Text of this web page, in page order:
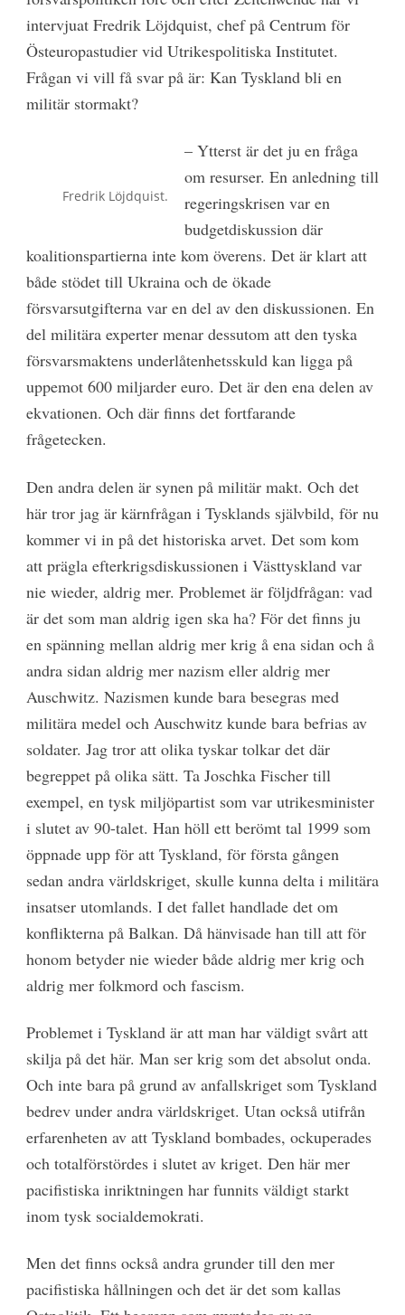
intervjuat Fredrik Löjdquist, chef på Centrum för
Östeuropastudier vid Utrikespolitiska Institutet.
Frågan vi vill få svar på är: Kan Tyskland bli en
militär stormakt?
Fredrik Löjdquist.
– Ytterst är det ju en fråga
om resurser. En anledning till
regeringskrisen var en
budgetdiskussion där
koalitionspartierna inte kom överens. Det är klart att
både stödet till Ukraina och de ökade
försvarsutgifterna var en del av den diskussionen. En
del militära experter menar dessutom att den tyska
försvarsmaktens underlåtenhetsskuld kan ligga på
uppemot 600 miljarder euro. Det är den ena delen av
ekvationen. Och där finns det fortfarande
frågetecken.
Den andra delen är synen på militär makt. Och det
här tror jag är kärnfrågan i Tysklands självbild, för nu
kommer vi in på det historiska arvet. Det som kom
att prägla efterkrigsdiskussionen i Västtyskland var
nie wieder, aldrig mer. Problemet är följdfrågan: vad
är det som man aldrig igen ska ha? För det finns ju
en spänning mellan aldrig mer krig å ena sidan och å
andra sidan aldrig mer nazism eller aldrig mer
Auschwitz. Nazismen kunde bara besegras med
militära medel och Auschwitz kunde bara befrias av
soldater. Jag tror att olika tyskar tolkar det där
begreppet på olika sätt. Ta Joschka Fischer till
exempel, en tysk miljöpartist som var utrikesminister
i slutet av 90-talet. Han höll ett berömt tal 1999 som
öppnade upp för att Tyskland, för första gången
sedan andra världskriget, skulle kunna delta i militära
insatser utomlands. I det fallet handlade det om
konflikterna på Balkan. Då hänvisade han till att för
honom betyder nie wieder både aldrig mer krig och
aldrig mer folkmord och fascism.
Problemet i Tyskland är att man har väldigt svårt att
skilja på det här. Man ser krig som det absolut onda.
Och inte bara på grund av anfallskriget som Tyskland
bedrev under andra världskriget. Utan också utifrån
erfarenheten av att Tyskland bombades, ockuperades
och totalförstördes i slutet av kriget. Den här mer
pacifistiska inriktningen har funnits väldigt starkt
inom tysk socialdemokrati.
Men det finns också andra grunder till den mer
pacifistiska hållningen och det är det som kallas